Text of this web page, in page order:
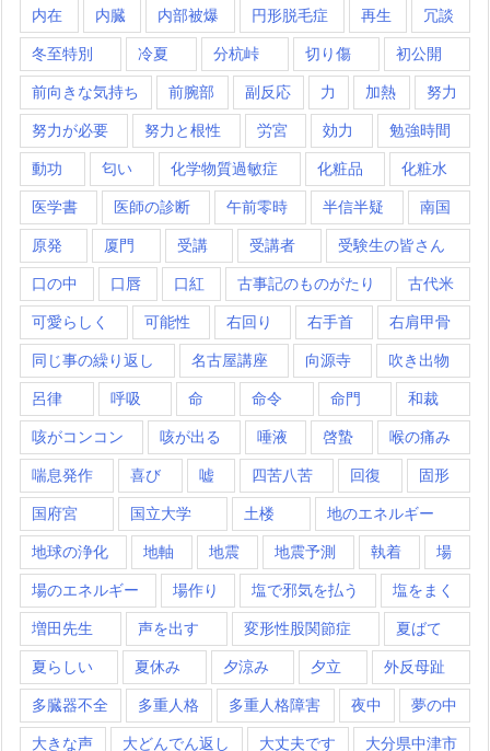
内在 内臓 内部被爆 円形脱毛症 再生 冗談
冬至特別 冷夏 分杭峠 切り傷 初公開
前向きな気持ち 前腕部 副反応 力 加熱 努力
努力が必要 努力と根性 労宮 効力 勉強時間
動功 匂い 化学物質過敏症 化粧品 化粧水
医学書 医師の診断 午前零時 半信半疑 南国
原発 厦門 受講 受講者 受験生の皆さん
口の中 口唇 口紅 古事記のものがたり 古代米
可愛らしく 可能性 右回り 右手首 右肩甲骨
同じ事の繰り返し 名古屋講座 向源寺 吹き出物
呂律 呼吸 命 命令 命門 和裁
咳がコンコン 咳が出る 唾液 啓蟄 喉の痛み
喘息発作 喜び 嘘 四苦八苦 回復 固形
国府宮 国立大学 土楼 地のエネルギー
地球の浄化 地軸 地震 地震予測 執着 場
場のエネルギー 場作り 塩で邪気を払う 塩をまく
増田先生 声を出す 変形性股関節症 夏ばて
夏らしい 夏休み 夕涼み 夕立 外反母趾
多臓器不全 多重人格 多重人格障害 夜中 夢の中
大きな声 大どんでん返し 大丈夫です 大分県中津市